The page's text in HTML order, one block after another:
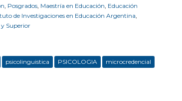
Posgrados Maestría en Educación Educación
de Investigaciones en Educación Argentina
y Superior
psicolinguistica PSICOLOGIA microcredencial